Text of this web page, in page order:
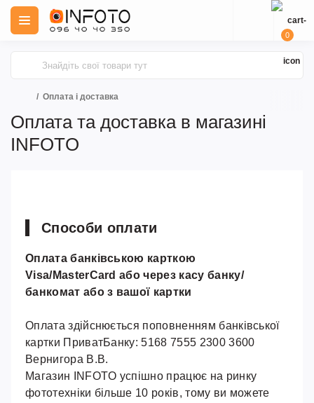
0
Оплата і доставка
Оплата та доставка в магазині
INFOTO
Способи оплати
Оплата банківською карткою
Visa/MasterCard або через касу банку/
банкомат або з вашої картки
Оплата здійснюється поповненням банківської
картки ПриватБанку: 5168 7555 2300 3600
Вернигора В.В.
Магазин INFOTO успішно працює на ринку
фототехніки більше 10 років, тому ви можете